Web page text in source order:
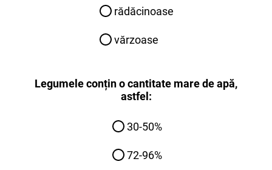
rădăcinoase
vărzoase
Legumele conțin o cantitate mare de apă,
astfel:
30-50%
72-96%